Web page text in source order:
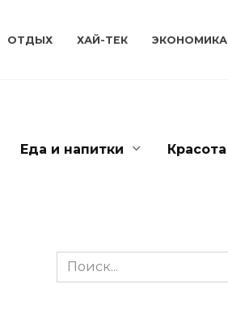
ОТДЫХ ХАЙ-ТЕК ЭКОНОМИКА
Еда и напитки Красота
Search
for: